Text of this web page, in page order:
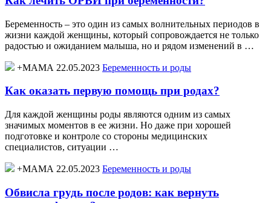
Беременность – это один из самых волнительных периодов в
жизни каждой женщины, который сопровождается не только
радостью и ожиданием малыша, но и рядом изменений в …
+МАМА 22.05.2023 Беременность и роды
Как оказать первую помощь при родах?
Для каждой женщины роды являются одним из самых
значимых моментов в ее жизни. Но даже при хорошей
подготовке и контроле со стороны медицинских
специалистов, ситуации …
+МАМА 22.05.2023 Беременность и роды
Обвисла грудь после родов: как вернуть